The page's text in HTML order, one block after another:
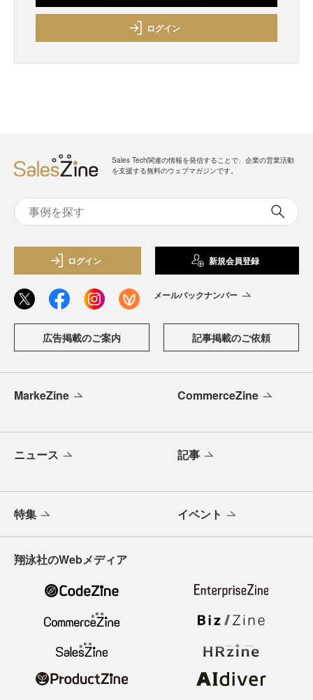
ログイン
Sales Tech関連の情報を発信することで、企業の営業活動
を支援する無料のウェブマガジンです。
ログイン 新規会員登録
メールバックナンバー
広告掲載のご案内 記事掲載のご依頼
MarkeZine CommerceZine
ニュース 記事
特集 イベント
翔泳社のWebメディア